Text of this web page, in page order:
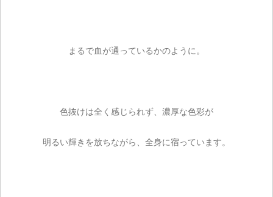
まるで血が通っているかのように。
色抜けは全く感じられず、濃厚な色彩が
明るい輝きを放ちながら、全身に宿っています。